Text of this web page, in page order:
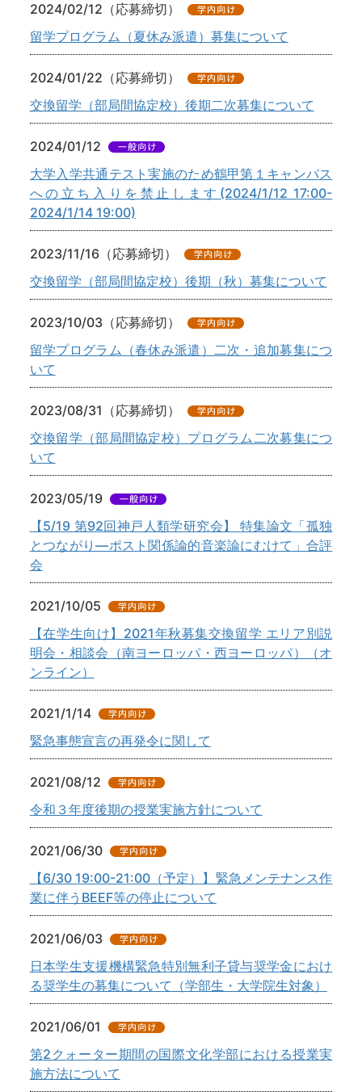
2024/02/12（応募締切）
留学プログラム（夏休み派遣）募集について
2024/01/22（応募締切）
交換留学（部局間協定校）後期二次募集について
2024/01/12
大学入学共通テスト実施のため鶴甲第１キャンパス
への立ち入りを禁止します(2024/1/12 17:00-
2024/1/14 19:00)
2023/11/16（応募締切）
交換留学（部局間協定校）後期（秋）募集について
2023/10/03（応募締切）
留学プログラム（春休み派遣）二次・追加募集につ
いて
2023/08/31（応募締切）
交換留学（部局間協定校）プログラム二次募集につ
いて
2023/05/19
【5/19 第92回神戸人類学研究会】 特集論文「孤独
とつながり―ポスト関係論的音楽論にむけて」合評
会
2021/10/05
【在学生向け】2021年秋募集交換留学 エリア別説
明会・相談会（南ヨーロッパ・西ヨーロッパ）（オ
ンライン）
2021/1/14
緊急事態宣言の再発令に関して
2021/08/12
令和３年度後期の授業実施方針について
2021/06/30
【6/30 19:00-21:00（予定）】緊急メンテナンス作
業に伴うBEEF等の停止について
2021/06/03
日本学生支援機構緊急特別無利子貸与奨学金におけ
る奨学生の募集について（学部生・大学院生対象）
2021/06/01
第2クォーター期間の国際文化学部における授業実
施方法について